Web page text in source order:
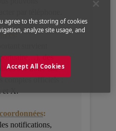
:
des
sur notre site
comptes officiels :
et X.
:
notifications,
agree to the storing of cookies
analyze site usage, and
Accept All Cookies